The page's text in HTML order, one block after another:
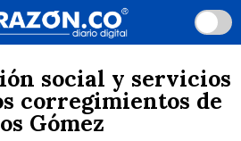
social y servicios
corregimientos de
Gómez